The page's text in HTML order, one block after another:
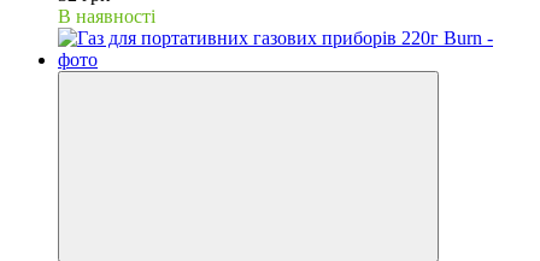
В наявності